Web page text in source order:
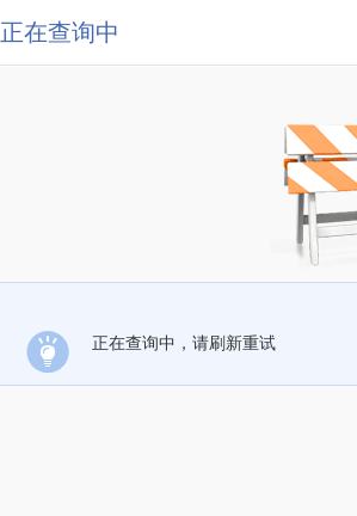
正在查询中
正在查询中，请刷新重试